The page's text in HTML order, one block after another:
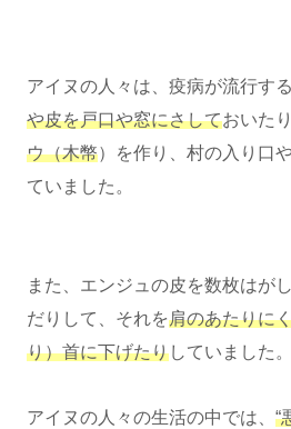
アイヌの人々は、疫病が流行す
や皮を戸口や窓にさしておいたり
ウ（木幣）を作り、村の入り口
ていました。
また、エンジュの皮を数枚はが
だりして、それを肩のあたりに
り）首に下げたりしていました。
アイヌの人々の生活の中では、 “